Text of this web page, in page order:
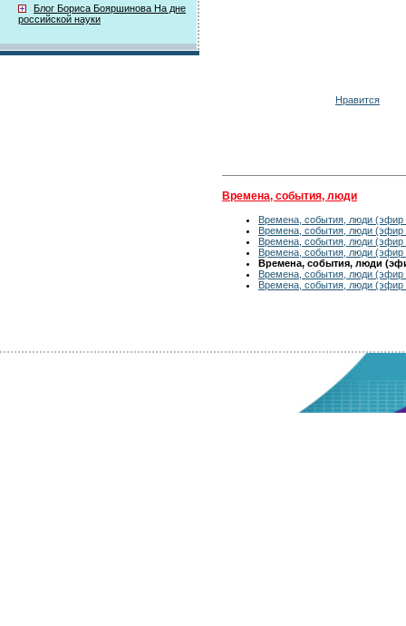
Блог Бориса Бояршинова На дне
российской науки
Нравится
Времена, события, люди
Времена, события, люди (эфир
Времена, события, люди (эфир
Времена, события, люди (эфир
Времена, события, люди (эфир
Времена, события, люди
Времена, события, люди (эфир
Времена, события, люди (эфир